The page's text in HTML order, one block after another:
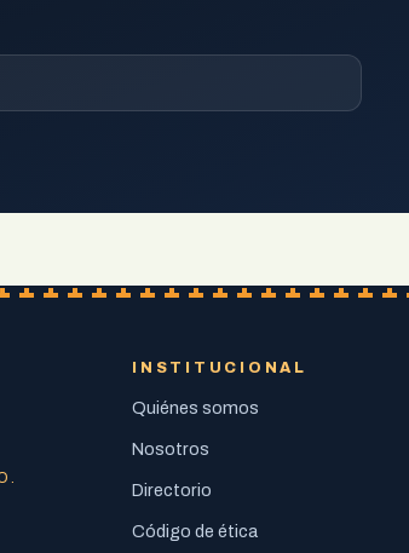
INSTITUCIONAL
Quiénes somos
Nosotros
Directorio
Código de ética